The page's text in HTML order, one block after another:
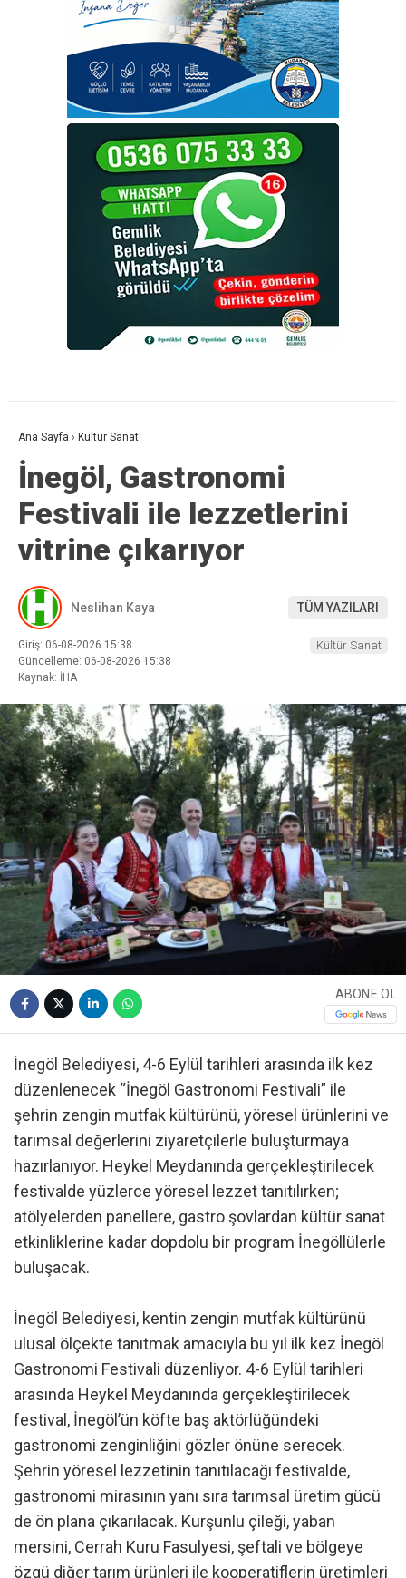
Ana Sayfa › Kültür Sanat
İnegöl, Gastronomi
Festivali ile lezzetlerini
vitrine çıkarıyor
Neslihan Kaya TÜM YAZILARI
Giriş: 06-08-2026 15:38
Güncelleme: 06-08-2026 15:38
Kaynak: İHA
Kültür Sanat
ABONE OL
İnegöl Belediyesi, 4-6 Eylül tarihleri arasında ilk kez
düzenlenecek “İnegöl Gastronomi Festivali” ile
şehrin zengin mutfak kültürünü, yöresel ürünlerini ve
tarımsal değerlerini ziyaretçilerle buluşturmaya
hazırlanıyor. Heykel Meydanında gerçekleştirilecek
festivalde yüzlerce yöresel lezzet tanıtılırken;
atölyelerden panellere, gastro şovlardan kültür sanat
etkinliklerine kadar dopdolu bir program İnegöllülerle
buluşacak.
İnegöl Belediyesi, kentin zengin mutfak kültürünü
ulusal ölçekte tanıtmak amacıyla bu yıl ilk kez İnegöl
Gastronomi Festivali düzenliyor. 4-6 Eylül tarihleri
arasında Heykel Meydanında gerçekleştirilecek
festival, İnegöl’ün köfte baş aktörlüğündeki
gastronomi zenginliğini gözler önüne serecek.
Şehrin yöresel lezzetinin tanıtılacağı festivalde,
gastronomi mirasının yanı sıra tarımsal üretim gücü
de ön plana çıkarılacak. Kurşunlu çileği, yaban
mersini, Cerrah Kuru Fasulyesi, şeftali ve bölgeye
özgü diğer tarım ürünleri ile kooperatiflerin üretimleri